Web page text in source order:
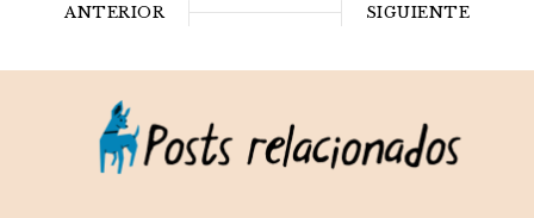
ANTERIOR SIGUIENTE